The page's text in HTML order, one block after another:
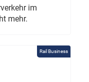
im
mehr.
Rail Business